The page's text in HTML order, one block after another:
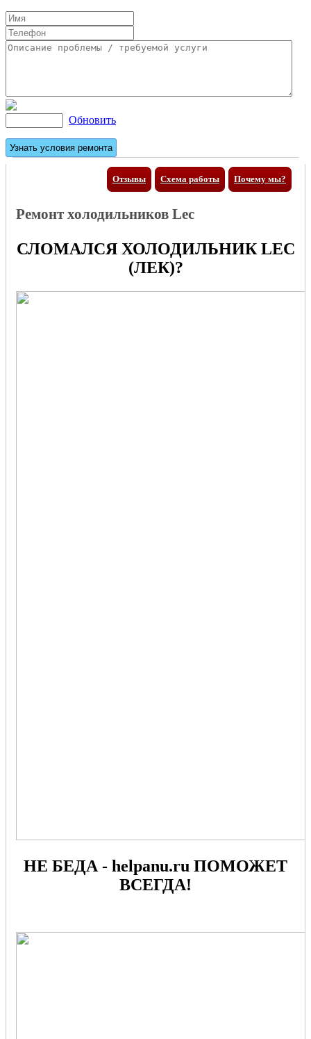
Обновить
Отзывы Почему мы?
Схема работы
Ремонт холодильников Lec
СЛОМАЛСЯ ХОЛОДИЛЬНИК LEC
(ЛЕК)?
НЕ БЕДА - helpanu.ru ПОМОЖЕТ
ВСЕГДА!